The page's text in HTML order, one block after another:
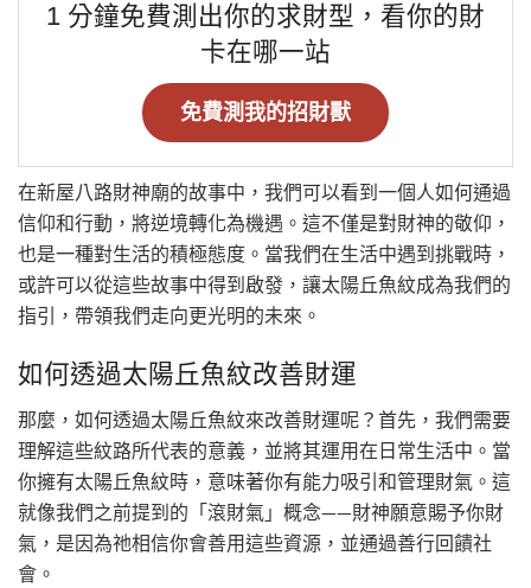
1 分鐘免費測出你的求財型，看你的財
卡在哪一站
免費測我的招財獸
在新屋八路財神廟的故事中，我們可以看到一個人如何通過
信仰和行動，將逆境轉化為機遇。這不僅是對財神的敬仰，
也是一種對生活的積極態度。當我們在生活中遇到挑戰時，
或許可以從這些故事中得到啟發，讓太陽丘魚紋成為我們的
指引，帶領我們走向更光明的未來。
如何透過太陽丘魚紋改善財運
那麼，如何透過太陽丘魚紋來改善財運呢？首先，我們需要
理解這些紋路所代表的意義，並將其運用在日常生活中。當
你擁有太陽丘魚紋時，意味著你有能力吸引和管理財氣。這
就像我們之前提到的「滾財氣」概念——財神願意賜予你財
氣，是因為祂相信你會善用這些資源，並通過善行回饋社
會。